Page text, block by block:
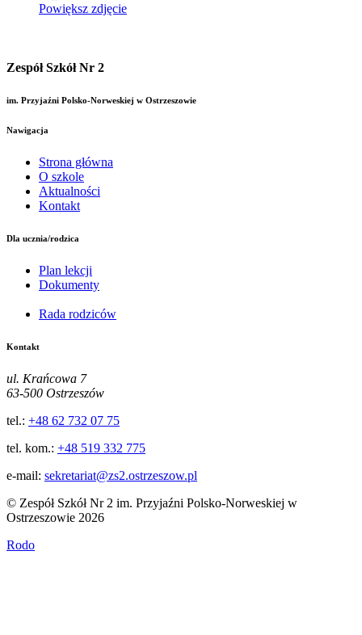
Powiększ zdjęcie
Zespół Szkół Nr 2
im. Przyjaźni Polsko-Norweskiej w Ostrzeszowie
Nawigacja
Strona główna
O szkole
Aktualności
Kontakt
Dla ucznia/rodzica
Plan lekcji
Dokumenty
Rada rodziców
Kontakt
ul. Krańcowa 7
63-500 Ostrzeszów
tel.: +48 62 732 07 75
tel. kom.: +48 519 332 775
e-mail: sekretariat@zs2.ostrzeszow.pl
© Zespół Szkół Nr 2 im. Przyjaźni Polsko-Norweskiej w
Ostrzeszowie 2026
Rodo